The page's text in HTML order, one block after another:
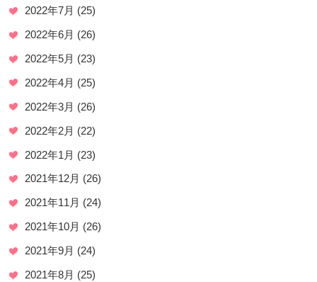
2022年7月 (25)
2022年6月 (26)
2022年5月 (23)
2022年4月 (25)
2022年3月 (26)
2022年2月 (22)
2022年1月 (23)
2021年12月 (26)
2021年11月 (24)
2021年10月 (26)
2021年9月 (24)
2021年8月 (25)